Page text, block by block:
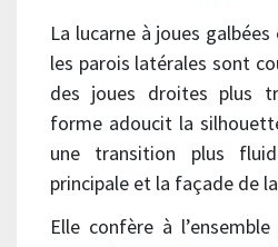
La lucarne à joues
les parois latérales sont
des joues droites plus
forme adoucit la
une transition plus
principale et la façade de
Elle confère à